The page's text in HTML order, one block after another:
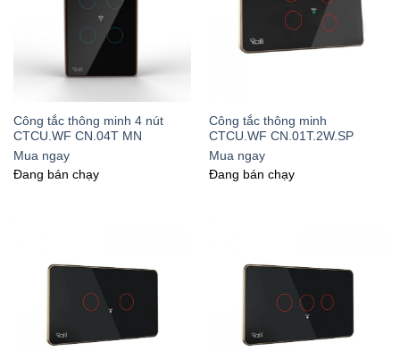
Công tắc thông minh 4 nút
CTCU.WF CN.04T MN
Mua ngay
Đang bán chạy
Công tắc thông minh
CTCU.WF CN.01T.2W.SP
Mua ngay
Đang bán chạy